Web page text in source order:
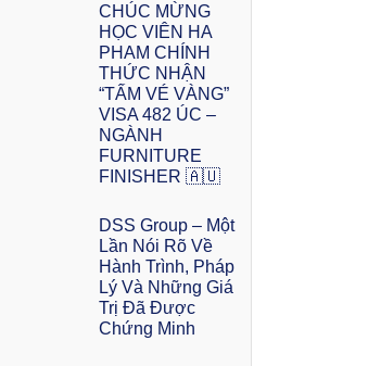
CHÚC MỪNG
HỌC VIÊN HA
PHAM CHÍNH
THỨC NHẬN
“TẤM VÉ VÀNG”
VISA 482 ÚC –
NGÀNH
FURNITURE
FINISHER 🇦🇺
DSS Group – Một
Lần Nói Rõ Về
Hành Trình, Pháp
Lý Và Những Giá
Trị Đã Được
Chứng Minh